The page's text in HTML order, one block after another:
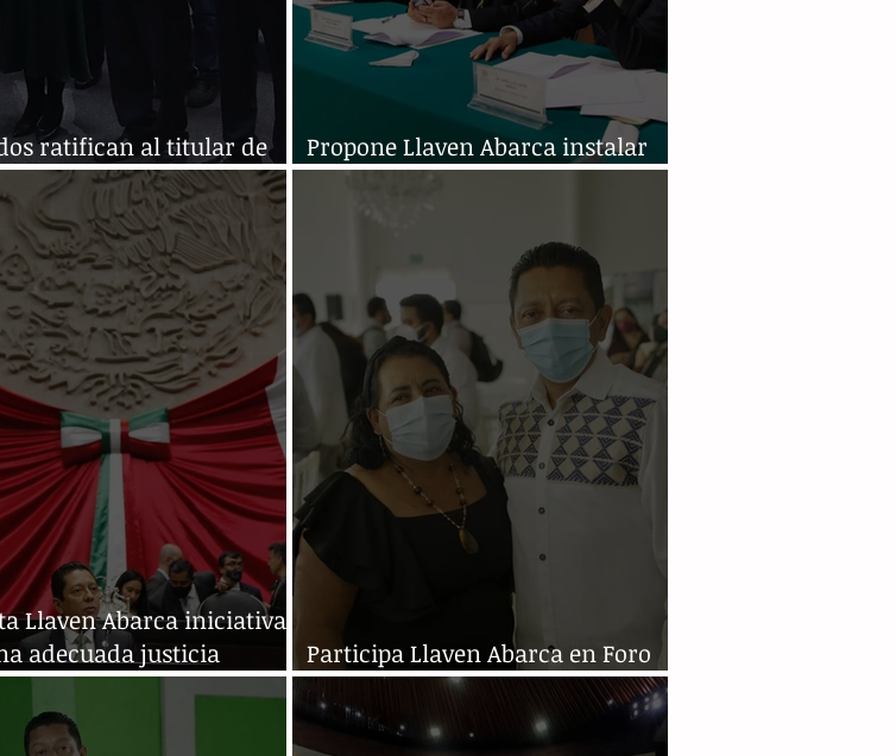
ratifican al titular de
de Inteligencia Financiera
Propone Llaven Abarca instalar
Mesa de Reconciliación Nacional
Llaven Abarca iniciativa
adecuada justicia
Participa Llaven Abarca en Foro
Ciudadano Ambiental en Chiapas